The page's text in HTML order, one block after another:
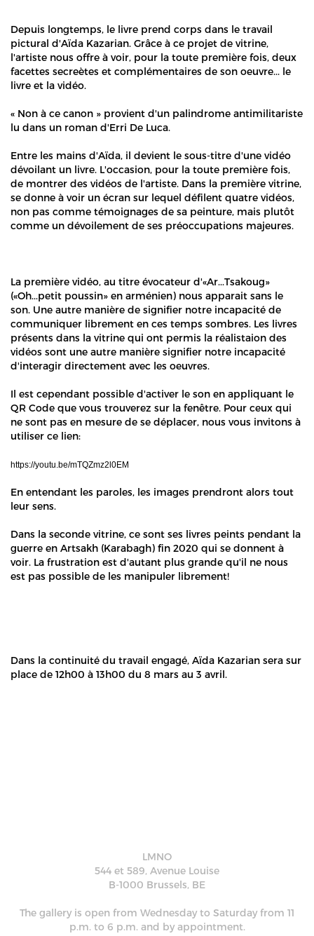
Depuis longtemps, le livre prend corps dans le travail
pictural d'Aïda Kazarian. Grâce à ce projet de vitrine,
l'artiste nous offre à voir, pour la toute première fois, deux
facettes secreètes et complémentaires de son oeuvre... le
livre et la vidéo.
« Non à ce canon » provient d'un palindrome antimilitariste
lu dans un roman d'Erri De Luca.
Entre les mains d'Aïda, il devient le sous-titre d'une vidéo
dévoilant un livre. L'occasion, pour la toute première fois,
de montrer des vidéos de l'artiste. Dans la première vitrine,
se donne à voir un écran sur lequel défilent quatre vidéos,
non pas comme témoignages de sa peinture, mais plutôt
comme un dévoilement de ses préoccupations majeures.
La première vidéo, au titre évocateur d'«Ar...Tsakoug»
(«Oh...petit poussin» en arménien) nous apparait sans le
son. Une autre manière de signifier notre incapacité de
communiquer librement en ces temps sombres. Les livres
présents dans la vitrine qui ont permis la réalistaion des
vidéos sont une autre manière signifier notre incapacité
d'interagir directement avec les oeuvres.
Il est cependant possible d'activer le son en appliquant le
QR Code que vous trouverez sur la fenêtre. Pour ceux qui
ne sont pas en mesure de se déplacer, nous vous invitons à
utiliser ce lien:
https://youtu.be/mTQZmz2l0EM
En entendant les paroles, les images prendront alors tout
leur sens.
Dans la seconde vitrine, ce sont ses livres peints pendant la
guerre en Artsakh (Karabagh) fin 2020 qui se donnent à
voir. La frustration est d'autant plus grande qu'il ne nous
est pas possible de les manipuler librement!
Dans la continuité du travail engagé, Aïda Kazarian sera sur
place de 12h00 à 13h00 du 8 mars au 3 avril.
LMNO
544 et 589, Avenue Louise
B-1000 Brussels, BE
The gallery is open from Wednesday to Saturday from 11
p.m. to 6 p.m. and by appointment.